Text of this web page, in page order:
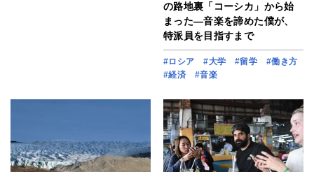
の路地裏「コーシカ」から始
まった―音楽を諦めた僕が、
特派員を目指すまで
#ロシア #大学 #留学
#働き方
#経済
#音楽